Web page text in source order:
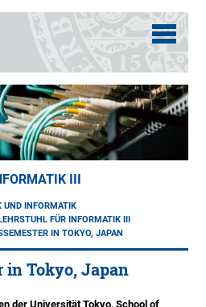
III
UND INFORMATIK
LEHRSTUHL FÜR INFORMATIK III
IN TOKYO, JAPAN
in Tokyo, Japan
der Universität Tokyo, School of